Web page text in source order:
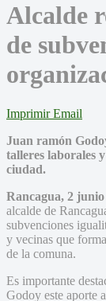
Alcalde
de
Imprimir Email
Juan ramón
talleres laborales
ciudad.
Rancagua, 2 junio
alcalde de
subvenciones
y vecinas que
de la comuna.
Es importante
Godoy este aporte